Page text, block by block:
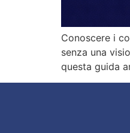
Conoscere i
senza una
questa guida